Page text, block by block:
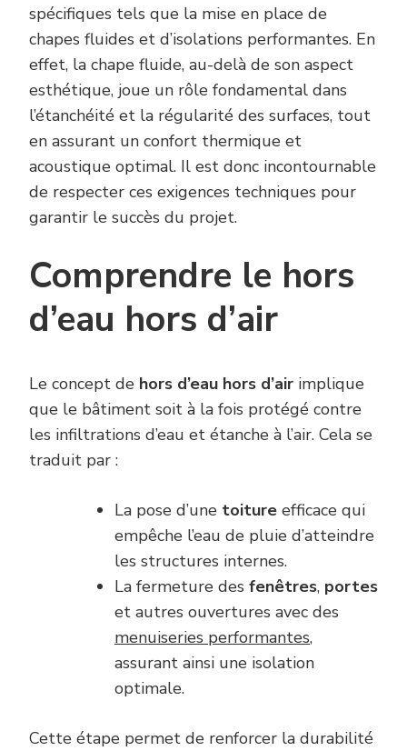
spécifiques tels que la mise en place de
chapes fluides et d’isolations performantes. En
effet, la chape fluide, au-delà de son aspect
esthétique, joue un rôle fondamental dans
l’étanchéité et la régularité des surfaces, tout
en assurant un confort thermique et
acoustique optimal. Il est donc incontournable
de respecter ces exigences techniques pour
garantir le succès du projet.
Comprendre le hors
d’eau hors d’air
Le concept de hors d’eau hors d’air implique
que le bâtiment soit à la fois protégé contre
les infiltrations d’eau et étanche à l’air. Cela se
traduit par :
La pose d’une toiture efficace qui
empêche l’eau de pluie d’atteindre
les structures internes.
La fermeture des fenêtres, portes
et autres ouvertures avec des
menuiseries performantes,
assurant ainsi une isolation
optimale.
Cette étape permet de renforcer la durabilité